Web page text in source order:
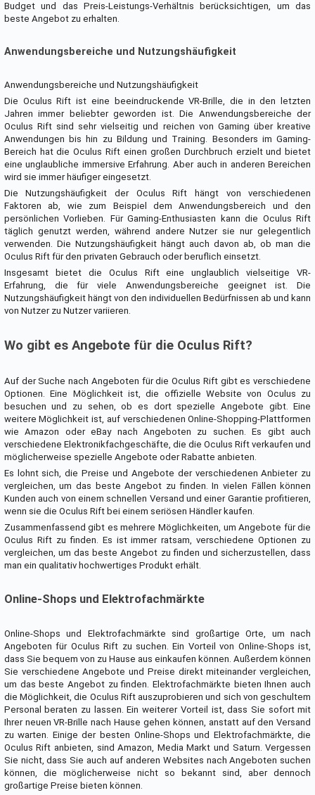
Budget und das Preis-Leistungs-Verhältnis berücksichtigen, um das
beste Angebot zu erhalten.
Anwendungsbereiche und Nutzungshäufigkeit
Anwendungsbereiche und Nutzungshäufigkeit
Die Oculus Rift ist eine beeindruckende VR-Brille, die in den letzten
Jahren immer beliebter geworden ist. Die Anwendungsbereiche der
Oculus Rift sind sehr vielseitig und reichen von Gaming über kreative
Anwendungen bis hin zu Bildung und Training. Besonders im Gaming-
Bereich hat die Oculus Rift einen großen Durchbruch erzielt und bietet
eine unglaubliche immersive Erfahrung. Aber auch in anderen Bereichen
wird sie immer häufiger eingesetzt.
Die Nutzungshäufigkeit der Oculus Rift hängt von verschiedenen
Faktoren ab, wie zum Beispiel dem Anwendungsbereich und den
persönlichen Vorlieben. Für Gaming-Enthusiasten kann die Oculus Rift
täglich genutzt werden, während andere Nutzer sie nur gelegentlich
verwenden. Die Nutzungshäufigkeit hängt auch davon ab, ob man die
Oculus Rift für den privaten Gebrauch oder beruflich einsetzt.
Insgesamt bietet die Oculus Rift eine unglaublich vielseitige VR-
Erfahrung, die für viele Anwendungsbereiche geeignet ist. Die
Nutzungshäufigkeit hängt von den individuellen Bedürfnissen ab und kann
von Nutzer zu Nutzer variieren.
Wo gibt es Angebote für die Oculus Rift?
Auf der Suche nach Angeboten für die Oculus Rift gibt es verschiedene
Optionen. Eine Möglichkeit ist, die offizielle Website von Oculus zu
besuchen und zu sehen, ob es dort spezielle Angebote gibt. Eine
weitere Möglichkeit ist, auf verschiedenen Online-Shopping-Plattformen
wie Amazon oder eBay nach Angeboten zu suchen. Es gibt auch
verschiedene Elektronikfachgeschäfte, die die Oculus Rift verkaufen und
möglicherweise spezielle Angebote oder Rabatte anbieten.
Es lohnt sich, die Preise und Angebote der verschiedenen Anbieter zu
vergleichen, um das beste Angebot zu finden. In vielen Fällen können
Kunden auch von einem schnellen Versand und einer Garantie profitieren,
wenn sie die Oculus Rift bei einem seriösen Händler kaufen.
Zusammenfassend gibt es mehrere Möglichkeiten, um Angebote für die
Oculus Rift zu finden. Es ist immer ratsam, verschiedene Optionen zu
vergleichen, um das beste Angebot zu finden und sicherzustellen, dass
man ein qualitativ hochwertiges Produkt erhält.
Online-Shops und Elektrofachmärkte
Online-Shops und Elektrofachmärkte sind großartige Orte, um nach
Angeboten für Oculus Rift zu suchen. Ein Vorteil von Online-Shops ist,
dass Sie bequem von zu Hause aus einkaufen können. Außerdem können
Sie verschiedene Angebote und Preise direkt miteinander vergleichen,
um das beste Angebot zu finden. Elektrofachmärkte bieten Ihnen auch
die Möglichkeit, die Oculus Rift auszuprobieren und sich von geschultem
Personal beraten zu lassen. Ein weiterer Vorteil ist, dass Sie sofort mit
Ihrer neuen VR-Brille nach Hause gehen können, anstatt auf den Versand
zu warten. Einige der besten Online-Shops und Elektrofachmärkte, die
Oculus Rift anbieten, sind Amazon, Media Markt und Saturn. Vergessen
Sie nicht, dass Sie auch auf anderen Websites nach Angeboten suchen
können, die möglicherweise nicht so bekannt sind, aber dennoch
großartige Preise bieten können.